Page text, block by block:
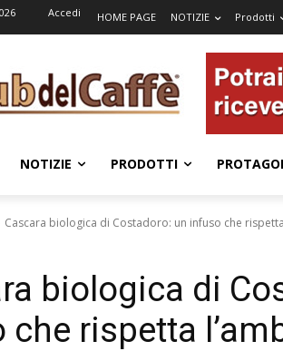
Accedi HOME PAGE NOTIZIE Prodotti
NOTIZIE PRODOTTI
Cascara biologica di Costadoro: un infuso che
biologica di
che rispetta